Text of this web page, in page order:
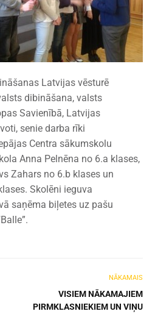
Latvijas vēsturē
dibināšana, valsts
Savienībā, Latvijas
senie darba rīki
Centra sākumskolu
Anna Pelnēna no 6.a klases,
Zahars no 6.b klases un
Skolēni ieguva
saņēma biļetes uz pašu
NĀKAMAIS
VISIEM NĀKAMAJIEM
PIRMKLASNIEKIEM UN VIŅU